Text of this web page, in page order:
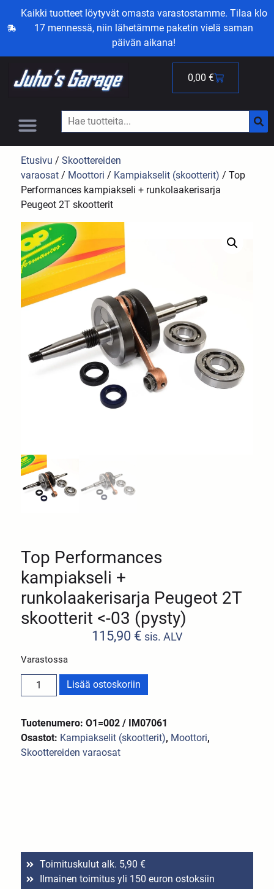
Kaikki tuotteet löytyvät omasta varastostamme. Tilaa klo
17 mennessä, niin lähetämme paketin vielä saman
päivän aikana!
0,00 €
Etusivu /Skoottereiden
varaosat / Moottori / Kampiakselit (skootterit) / Top
Performances kampiakseli + runkolaakerisarja
Peugeot 2T skootterit
Top Performances
kampiakseli +
runkolaakerisarja Peugeot 2T
skootterit <-03 (pysty)
115,90 € sis. ALV
Varastossa
Lisää ostoskoriin
Tuotenumero: O1=002 / IM07061
Osastot: Kampiakselit (skootterit), Moottori,
Skoottereiden varaosat
Toimituskulut alk. 5,90 €
Ilmainen toimitus yli 150 euron ostoksiin